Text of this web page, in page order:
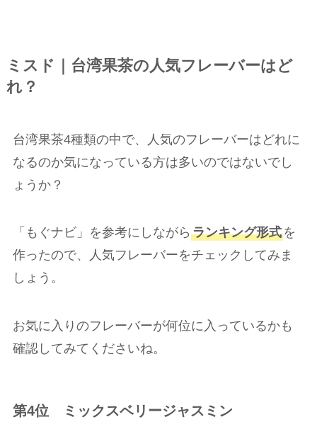
ミスド｜台湾果茶の人気フレーバーはど
れ？
台湾果茶4種類の中で、人気のフレーバーはどれに
なるのか気になっている方は多いのではないでし
ょうか？
「もぐナビ」を参考にしながら ランキング形式を
作ったので、人気フレーバーをチェックしてみま
しょう。
お気に入りのフレーバーが何位に入っているかも
確認してみてくださいね。
第4位 ミックスベリージャスミン